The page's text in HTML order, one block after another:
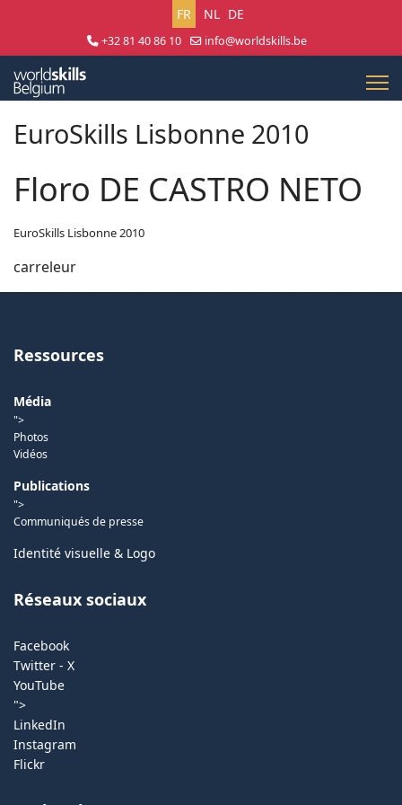
Sélectionnez votre langue
FR NL DE
+32 81 40 86 10
info@worldskills.be
EuroSkills Lisbonne 2010
Floro DE CASTRO NETO
EuroSkills Lisbonne 2010
carreleur
Ressources
Média
">
Photos
Vidéos
Publications
">
Communiqués de presse
Identité visuelle & Logo
Réseaux sociaux
Facebook
Twitter - X
YouTube
">
LinkedIn
Instagram
Flickr